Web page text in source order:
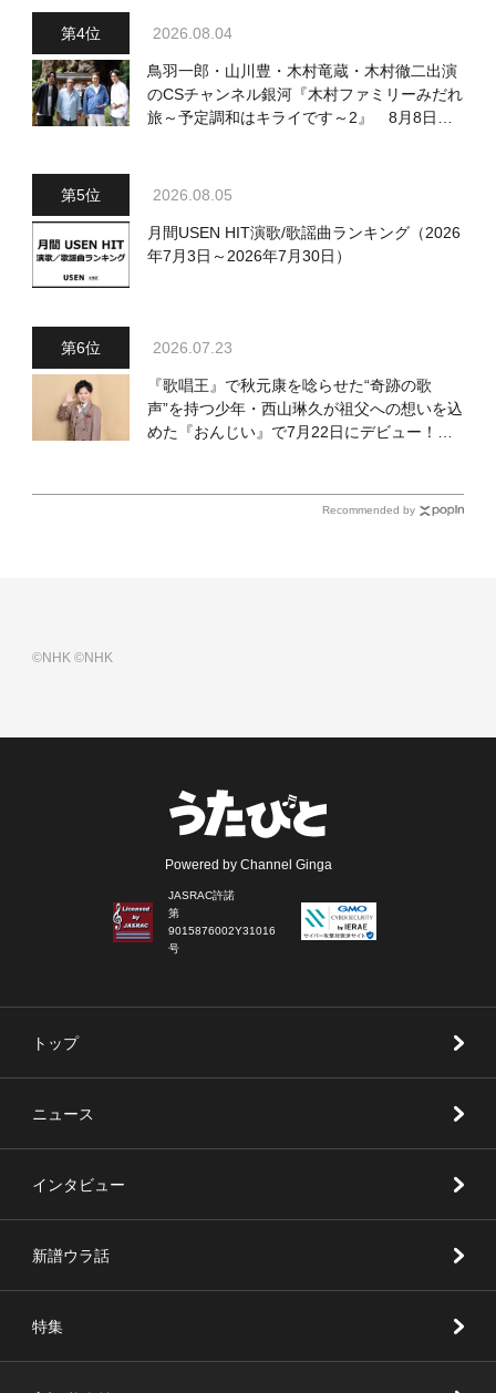
2026.08.04
鳥羽一郎・山川豊・木村竜蔵・木村徹二出演
のCSチャンネル銀河『木村ファミリーみだれ
旅～予定調和はキライです～2』 8月8日
2026.08.05
月間USEN HIT演歌/歌謡曲ランキング（2026
年7月3日～2026年7月30日）
2026.07.23
『歌唱王』で秋元康を唸らせた“奇跡の歌
声”を持つ少年・西山琳久が祖父への想いを込
めた『おんじい』で7月22日にデビュー！
Recommended by
©NHK©NHK
Powered by Channel Ginga
JASRAC許諾
第
9015876002Y31016
号
トップ
ニュース
インタビュー
新譜ウラ話
特集